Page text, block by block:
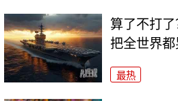
算了不打了
把全世界都
最热